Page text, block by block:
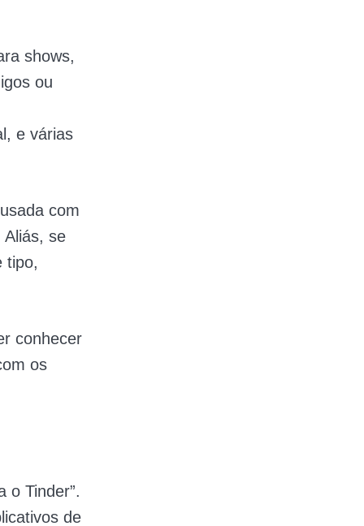
shows,
ou
e várias
com
se
tipo,
conhecer
os
o Tinder”.
de